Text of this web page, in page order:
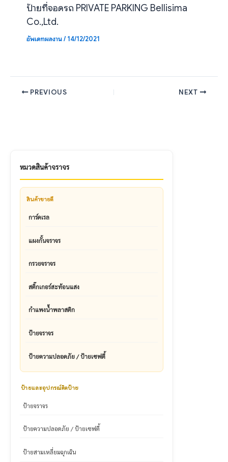
หมวดสินค้าจราจร
สินค้าขายดี
การ์ดเรล
แผงกั้นจราจร
กรวยจราจร
สติ๊กเกอร์สะท้อนแสง
กำแพงน้ำพลาสติก
ป้ายจราจร
ป้ายความปลอดภัย / ป้ายเซฟตี้
ป้ายและอุปกรณ์ติดป้าย
ป้ายจราจร
ป้ายความปลอดภัย / ป้ายเซฟตี้
ป้ายสามเหลี่ยมฉุกเฉิน
ป้ายที่จอดรถ PRIVATE PARKING Bellisima
Co.,Ltd.
อัพเดทผลงาน/14/12/2021
PREVIOUS NEXT